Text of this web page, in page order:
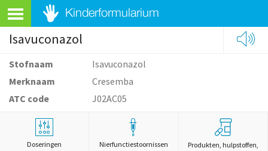
Isavuconazol
Stofnaam
Isavuconazol
Merknaam
Cresemba
ATC code
J02AC05
Doseringen Nierfunctiestoornissen
Produkten, hulpstoffen,